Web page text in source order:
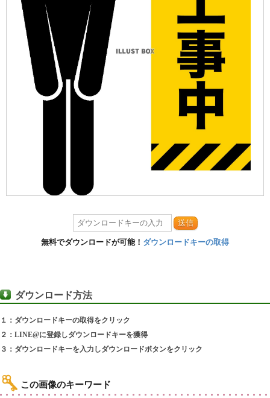
送信
無料でダウンロードが可能！ ダウンロードキーの取得
ダウンロード方法
１：ダウンロードキーの取得をクリック
２：LINE@に登録しダウンロードキーを獲得
３：ダウンロードキーを入力しダウンロードボタンをクリック
この画像のキーワード